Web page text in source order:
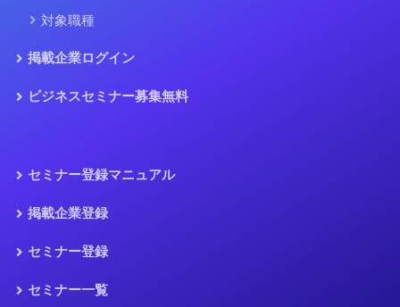
対象職種
掲載企業ログイン
ビジネスセミナー募集無料
セミナー登録マニュアル
掲載企業登録
セミナー登録
セミナー一覧